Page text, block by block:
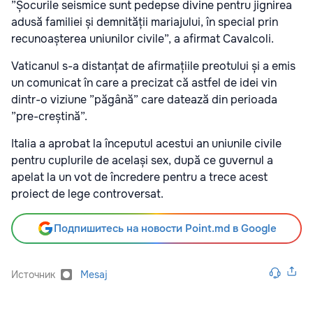
”Șocurile seismice sunt pedepse divine pentru jignirea
adusă familiei și demnității mariajului, în special prin
recunoașterea uniunilor civile”, a afirmat Cavalcoli.
Vaticanul s-a distanțat de afirmațiile preotului și a emis
un comunicat în care a precizat că astfel de idei vin
dintr-o viziune ”păgână” care datează din perioada
”pre-creștină”.
Italia a aprobat la începutul acestui an uniunile civile
pentru cuplurile de același sex, după ce guvernul a
apelat la un vot de încredere pentru a trece acest
proiect de lege controversat.
Подпишитесь на новости Point.md в Google
Источник Mesaj